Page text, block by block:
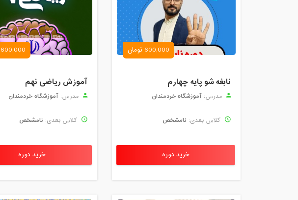
600,000 تومان
نابغه شو پایه چهارم
مدرس: آموزشگاه خردمندان
کلاس بعدی: نامشخص
خرید دوره
600,000 تومان
آموزش ریاضی نهم
مدرس: آموزشگاه خردمندان
کلاس بعدی: نامشخص
خرید دوره